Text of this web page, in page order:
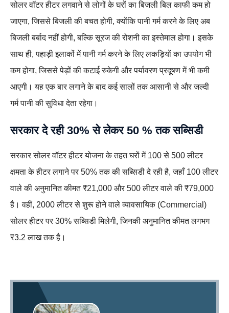
सोलर वॉटर हीटर लगवाने से लोगों के घरों का बिजली बिल काफी कम हो
जाएगा, जिससे बिजली की बचत होगी, क्योंकि पानी गर्म करने के लिए अब
बिजली बर्बाद नहीं होगी, बल्कि सूरज की रोशनी का इस्तेमाल होगा। इसके
साथ ही, पहाड़ी इलाकों में पानी गर्म करने के लिए लकड़ियों का उपयोग भी
कम होगा, जिससे पेड़ों की कटाई रुकेगी और पर्यावरण प्रदूषण में भी कमी
आएगी। यह एक बार लगाने के बाद कई सालों तक आसानी से और जल्दी
गर्म पानी की सुविधा देता रहेगा।
सरकार दे रही 30% से लेकर 50 % तक सब्सिडी
सरकार सोलर वॉटर हीटर योजना के तहत घरों में 100 से 500 लीटर
क्षमता के हीटर लगाने पर 50% तक की सब्सिडी दे रही है, जहाँ 100 लीटर
वाले की अनुमानित कीमत ₹21,000 और 500 लीटर वाले की ₹79,000
है। वहीं, 2000 लीटर से शुरू होने वाले व्यावसायिक (Commercial)
सोलर हीटर पर 30% सब्सिडी मिलेगी, जिनकी अनुमानित कीमत लगभग
₹3.2 लाख तक है।